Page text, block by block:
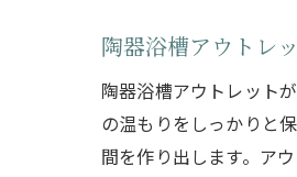
陶器浴槽アウトレ
陶器浴槽アウトレット
の温もりをしっかりと
間を作り出します。ア